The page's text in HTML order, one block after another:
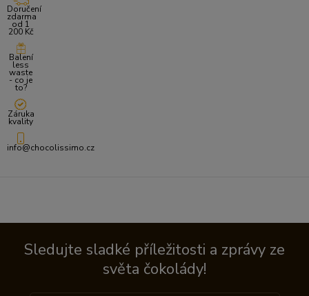
Doručení
zdarma
od 1
200 Kč
Balení
less
waste
- co je
to?
Záruka
kvality
info@chocolissimo.cz
Sledujte sladké příležitosti a zprávy ze
světa čokolády!